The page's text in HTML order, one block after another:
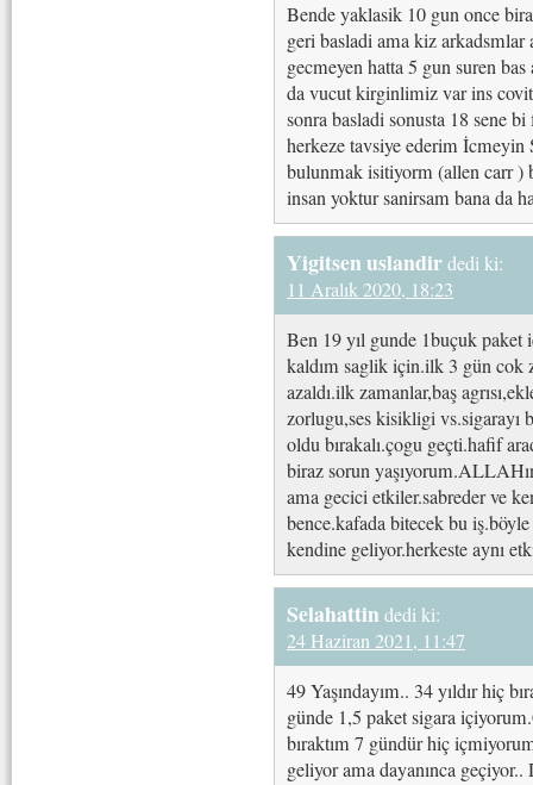
Bende yaklasik 10 gun once
geri basladi ama kiz
gecmeyen hatta 5 gun suren
da vucut kirginlimiz var ins
sonra basladi sonusta 18 sene
herkeze tavsiye ederim İcmeyin
bulunmak isitiyorm (allen carr )
insan yoktur sanirsam bana da
Yigitsen uslandirdedi ki:
11 Aralık 2020, 18:23
Ben 19 yıl gunde 1buçuk paket
kaldım saglik için.ilk 3 gün cok
azaldı.ilk zamanlar,baş
zorlugu,ses kisikligi vs.sigarayı
oldu bırakalı.çogu geçti.hafif
biraz sorun
ama gecici etkiler.sabreder ve
bence.kafada bitecek bu
kendine geliyor.herkeste aynı
Selahattindedi ki:
24 Haziran 2021, 11:47
49 Yaşındayım.. 34 yıldır hiç
günde 1,5 paket sigara
bıraktım 7 gündür hiç
geliyor ama dayanınca